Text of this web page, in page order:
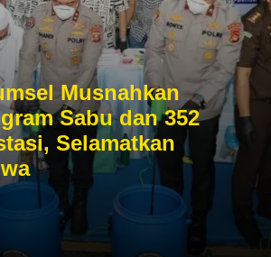
Musnahkan
Sabu dan 352
Selamatkan